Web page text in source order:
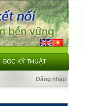
GÓC KỸ THUẬT
Đăng nhập